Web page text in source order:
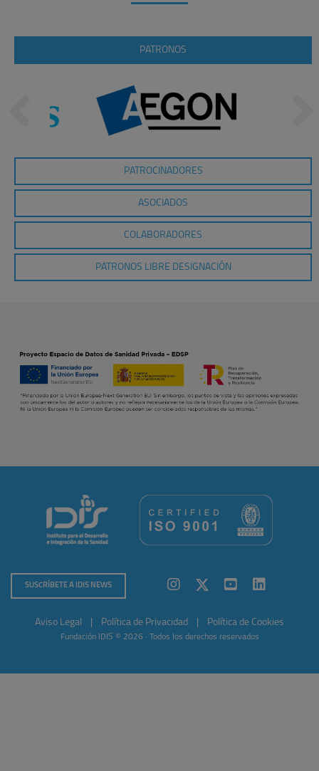
PATRONOS
PATROCINADORES
ASOCIADOS
COLABORADORES
PATRONOS LIBRE DESIGNACIÓN
SUSCRÍBETE A IDIS NEWS
Aviso Legal Política de Privacidad Política de Cookies
Fundación IDIS © 2026 · Todos los derechos reservados